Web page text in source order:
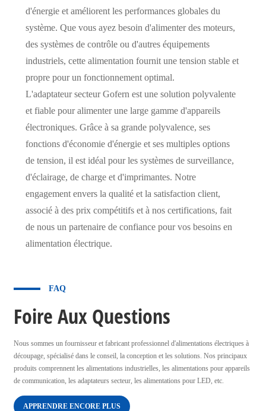
d'énergie et améliorent les performances globales du
système. Que vous ayez besoin d'alimenter des moteurs,
des systèmes de contrôle ou d'autres équipements
industriels, cette alimentation fournit une tension stable et
propre pour un fonctionnement optimal.
L'adaptateur secteur Gofern est une solution polyvalente
et fiable pour alimenter une large gamme d'appareils
électroniques. Grâce à sa grande polyvalence, ses
fonctions d'économie d'énergie et ses multiples options
de tension, il est idéal pour les systèmes de surveillance,
d'éclairage, de charge et d'imprimantes. Notre
engagement envers la qualité et la satisfaction client,
associé à des prix compétitifs et à nos certifications, fait
de nous un partenaire de confiance pour vos besoins en
alimentation électrique.
FAQ
Foire Aux Questions
Nous sommes un fournisseur et fabricant professionnel d'alimentations électriques à
découpage, spécialisé dans le conseil, la conception et les solutions. Nos principaux
produits comprennent les alimentations industrielles, les alimentations pour appareils
de communication, les adaptateurs secteur, les alimentations pour LED, etc.
APPRENDRE ENCORE PLUS